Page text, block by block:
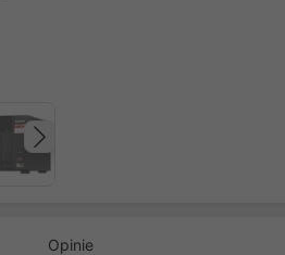
Następny
Opinie